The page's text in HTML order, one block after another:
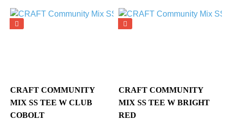
CRAFT COMMUNITY
MIX SS TEE W CLUB
COBOLT
CRAFT COMMUNITY
MIX SS TEE W BRIGHT
RED